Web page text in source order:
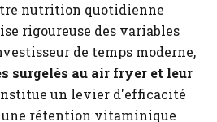
nutrition quotidienne
rigoureuse des variables
de temps moderne,
surgelés au air fryer et leur
un levier d'efficacité
une rétention vitaminique